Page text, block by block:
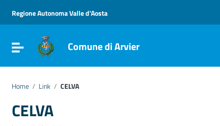
Vai al menu di navigazione
Vai al footer
Regione Autonoma Valle d'Aosta
Attiva / disattiva la navigazione
Comune di Arvier
Home / Link / CELVA
CELVA